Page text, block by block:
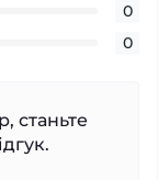
0
0
станьте